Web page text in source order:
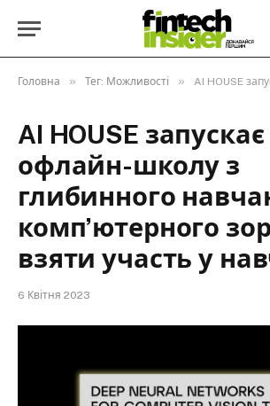
Головна » Тег: Можливості » AI HOUSE запускає нову офлайн-школу з
AI HOUSE
офлайн-школу з
глибинного
компʼютерного
взяти участь у
6 Квітня 2023